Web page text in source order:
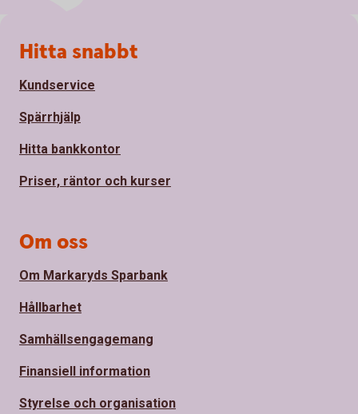
Sidfot
Hitta snabbt
Kundservice
Spärrhjälp
Hitta bankkontor
Priser, räntor och kurser
Om oss
Om Markaryds Sparbank
Hållbarhet
Samhällsengagemang
Finansiell information
Styrelse och organisation